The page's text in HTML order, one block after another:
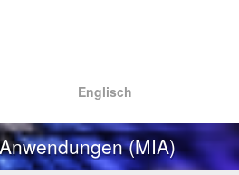
Englisch
(MIA)